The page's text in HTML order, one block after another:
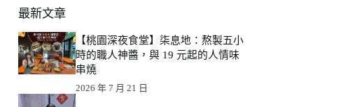
最新文章
【桃園深夜食堂】柒息地：熬製五小
時的職人神醬，與 19 元起的人情味
串燒
2026 年 7 月 21 日